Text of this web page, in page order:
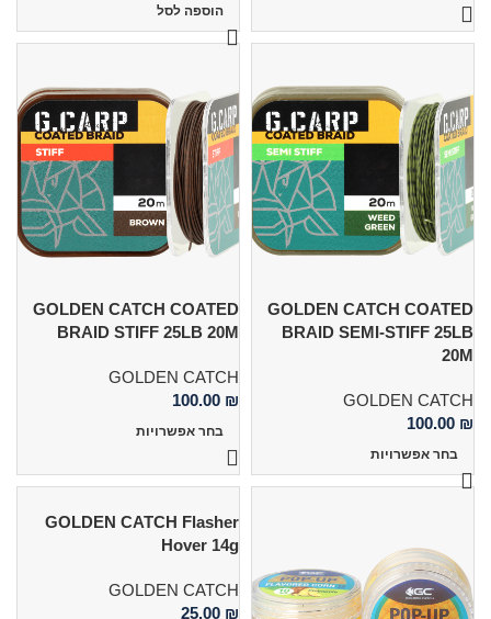
הוספה לסל
GOLDEN CATCH COATED
BRAID SEMI-STIFF 25LB
20M
GOLDEN CATCH
100.00 ₪
בחר אפשרויות
GOLDEN CATCH COATED
BRAID STIFF 25LB 20M
GOLDEN CATCH
100.00 ₪
בחר אפשרויות
GOLDEN CATCH Flasher
Hover 14g
GOLDEN CATCH
25.00 ₪